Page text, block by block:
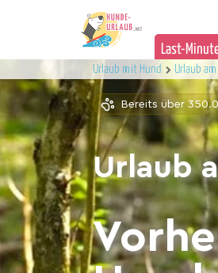
Last-
Urlaub mit Hund Urlaub am
Bereits über
Urlaub